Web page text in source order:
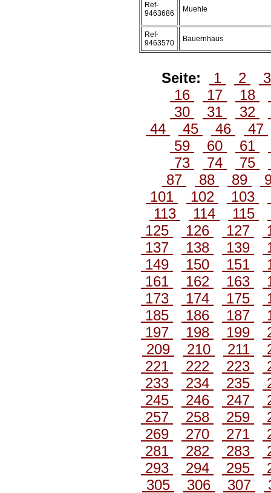
Ref-
9463686
Muehle
Ref-
9463570
Bauernhaus
Seite: 1 2
16
17 18
30
31 32
44
45 46
47
59
60 61
73
74 75
87
88 89
101
102 103
113
114 115
125
126 127
137
138 139
149
150 151
161
162 163
173
174 175
185
186 187
197
198 199
209
210 211
221
222 223
233
234 235
245
246 247
257
258 259
269
270 271
281
282 283
293
294 295
305
306 307